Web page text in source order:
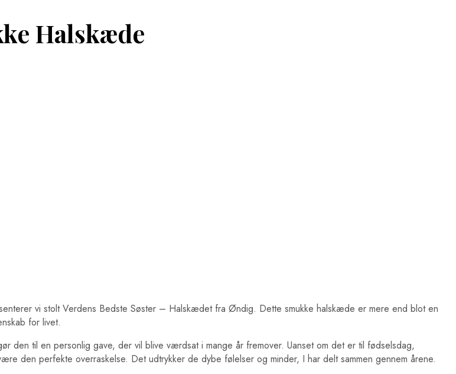
Halskæde
vi stolt Verdens Bedste Søster – Halskædet fra Øndig. Dette smukke halskæde er mere end blot en
for livet.
den til en personlig gave, der vil blive værdsat i mange år fremover. Uanset om det er til fødselsdag,
den perfekte overraskelse. Det udtrykker de dybe følelser og minder, I har delt sammen gennem årene.